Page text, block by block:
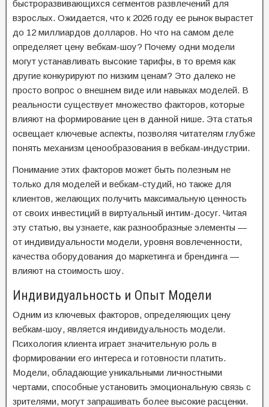
быстроразвивающихся сегментов развлечений для
взрослых. Ожидается, что к 2026 году ее рынок вырастет
до 12 миллиардов долларов. Но что на самом деле
определяет цену вебкам-шоу? Почему одни модели
могут устанавливать высокие тарифы, в то время как
другие конкурируют по низким ценам? Это далеко не
просто вопрос о внешнем виде или навыках моделей. В
реальности существует множество факторов, которые
влияют на формирование цен в данной нише. Эта статья
освещает ключевые аспекты, позволяя читателям глубже
понять механизм ценообразования в вебкам-индустрии.
Понимание этих факторов может быть полезным не
только для моделей и вебкам-студий, но также для
клиентов, желающих получить максимальную ценность
от своих инвестиций в виртуальный интим-досуг. Читая
эту статью, вы узнаете, как разнообразные элементы —
от индивидуальности модели, уровня вовлеченности,
качества оборудования до маркетинга и брендинга —
влияют на стоимость шоу.
Индивидуальность и Опыт Модели
Одним из ключевых факторов, определяющих цену
вебкам-шоу, является индивидуальность модели.
Психология клиента играет значительную роль в
формировании его интереса и готовности платить.
Модели, обладающие уникальными личностными
чертами, способные установить эмоциональную связь с
зрителями, могут запрашивать более высокие расценки.